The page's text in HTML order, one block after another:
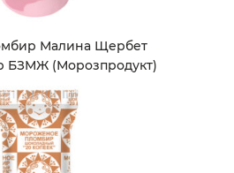
Малина Щербет
БЗМЖ (Морозпродукт)